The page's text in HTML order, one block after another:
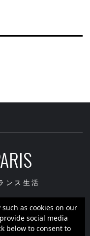
ンス生活
as cookies on our
social media
below to consent to